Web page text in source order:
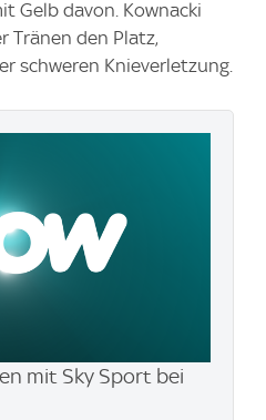
Gelb davon. Kownacki
Tränen den Platz,
schweren Knieverletzung.
mit Sky Sport bei